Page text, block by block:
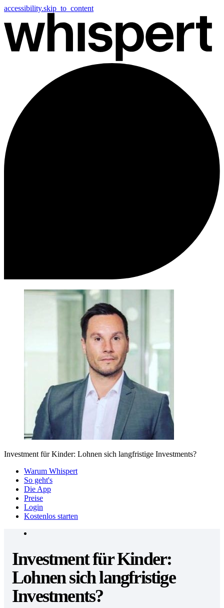
accessibility.skip_to_content
Investment für Kinder: Lohnen sich langfristige Investments?
Warum Whispert
So geht's
Die App
Preise
Login
Kostenlos starten
Investment für Kinder:
Lohnen sich langfristige
Investments?